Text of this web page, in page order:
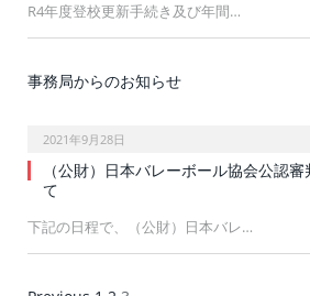
R4年度登校更新手続き及び年間…
事務局からのお知らせ
2021年9月28日
（公財）日本バレーボール協会公認
て
下記の日程で、（公財）日本バレ…